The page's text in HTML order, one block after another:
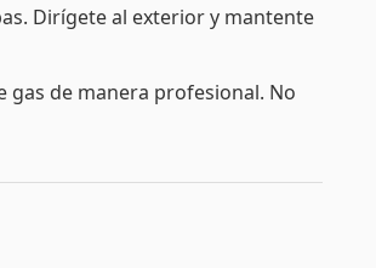
Dirígete al exterior y mantente
gas de manera profesional. No